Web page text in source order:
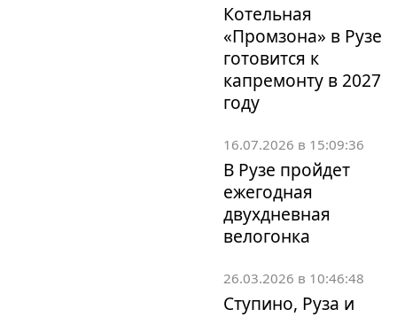
Котельная
«Промзона» в Рузе
готовится к
капремонту в 2027
году
16.07.2026 в 15:09:36
В Рузе пройдет
ежегодная
двухдневная
велогонка
26.03.2026 в 10:46:48
Ступино, Руза и